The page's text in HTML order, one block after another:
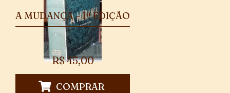
A MUDANÇA – 1ª EDIÇÃO
R$45,00
COMPRAR